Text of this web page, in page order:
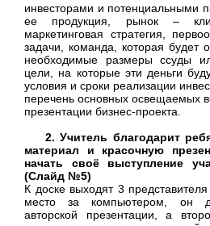
инвесторами и потенциальными
ее продукция, рынок –
маркетинговая стратегия,
задачи, команда, которая будет
необходимые размеры ссуды
цели, на которые эти деньги
условия и сроки реализации
перечень основных освещаемых
презентации бизнес-проекта.
2. Учитель благодарит
материал и красочную
начать своё выступление
(Слайд №5)
К доске выходят 3
место за компьютером, он
авторской презентации, а